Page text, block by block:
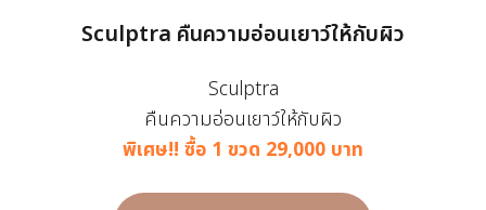
Sculptra คืนความอ่อนเยาว์ให้กับผิว
Sculptra
คืนความอ่อนเยาว์ให้กับผิว
พิเศษ!! ซื้อ 1 ขวด 29,000 บาท